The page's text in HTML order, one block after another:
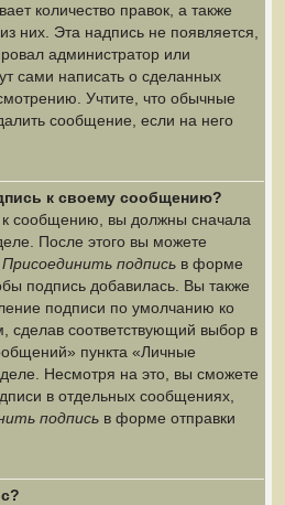
количество правок, а также
них. Эта надпись не появляется,
администратор или
сами написать о сделанных
Учтите, что обычные
сообщение, если на него
к своему сообщению?
к сообщению, вы должны сначала
После этого вы можете
Присоединить подпись в форме
подпись добавилась. Вы также
подписи по умолчанию ко
соответствующий выбор в
пункта «Личные
Несмотря на это, вы сможете
в отдельных сообщениях,
подпись в форме отправки